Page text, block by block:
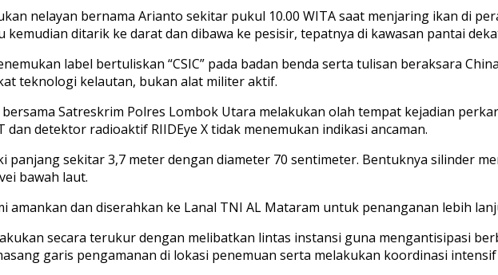
nelayan bernama Arianto sekitar pukul 10.00 WITA saat menjaring ikan di
ditarik ke darat dan dibawa ke pesisir, tepatnya di kawasan pantai
label bertuliskan “CSIC” pada badan benda serta tulisan beraksara
teknologi kelautan, bukan alat militer aktif.
Satreskrim Polres Lombok Utara melakukan olah tempat kejadian
detektor radioaktif RIIDEye X tidak menemukan indikasi ancaman.
panjang sekitar 3,7 meter dengan diameter 70 sentimeter. Bentuknya silinder
bawah laut.
amankan dan diserahkan ke Lanal TNI AL Mataram untuk penanganan lebih
secara terukur dengan melibatkan lintas instansi guna mengantisipasi
garis pengamanan di lokasi penemuan serta melakukan koordinasi